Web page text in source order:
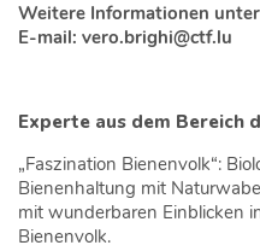
Weitere Informationen
E-mail: vero.brighi@ctf.lu
Experte aus dem Bereich
„Faszination Bienenvolk“:
Bienenhaltung mit
mit wunderbaren Einblicken
Bienenvolk.